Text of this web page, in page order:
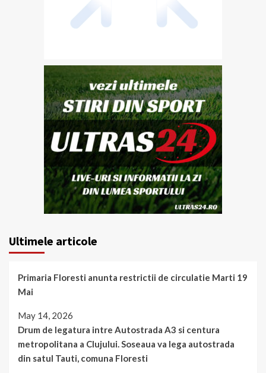
Ultimele articole
Primaria Floresti anunta restrictii de circulatie Marti 19
Mai
May 14, 2026
Drum de legatura intre Autostrada A3 si centura
metropolitana a Clujului. Soseaua va lega autostrada
din satul Tauti, comuna Floresti